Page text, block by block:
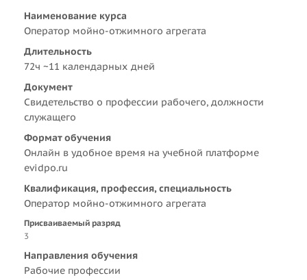
Наименование курса
Оператор мойно-отжимного агрегата
Длительность
72ч ~11 календарных дней
Документ
Свидетельство о профессии рабочего, должности
служащего
Формат обучения
Онлайн в удобное время на учебной платформе
evidpo.ru
Квалификация, профессия, специальность
Оператор мойно-отжимного агрегата
Присваиваемый разряд
3
Направления обучения
Рабочие профессии